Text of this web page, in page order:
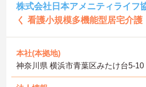
株式会社日本アメニティライフ
く 看護小規模多機能型居宅介護
本社(本拠地)
神奈川県 横浜市青葉区みたけ台5-10